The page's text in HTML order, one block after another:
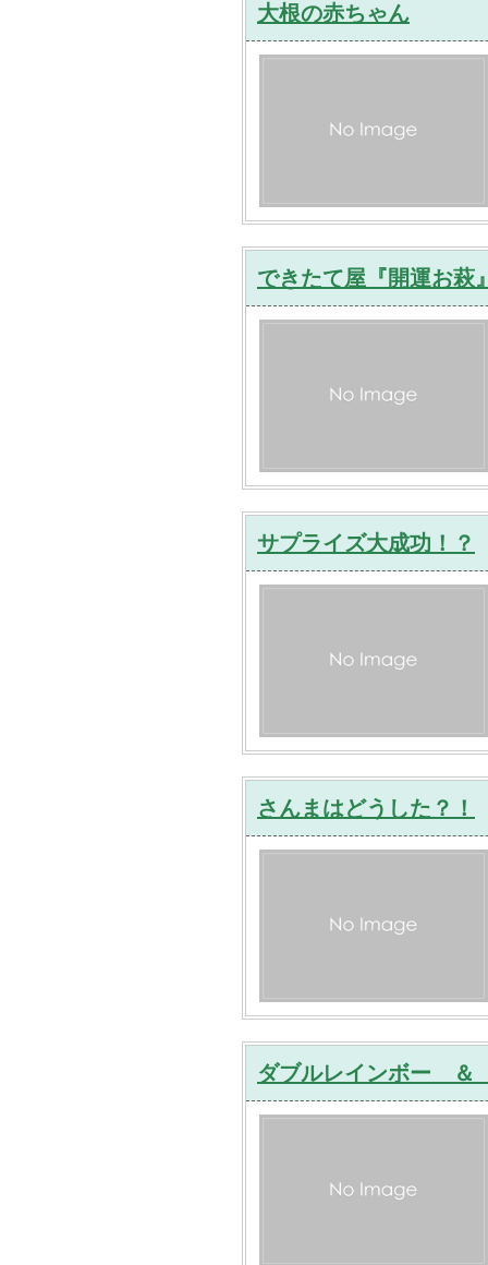
大根の赤ちゃん
できたて屋『開運お萩
サプライズ大成功！？
さんまはどうした？！
ダブルレインボー